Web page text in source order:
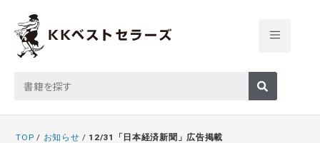
TOP / お知らせ / 12/31「日本経済新聞」広告掲載